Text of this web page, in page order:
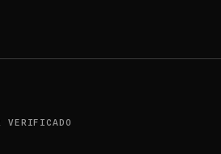
VERIFICADO